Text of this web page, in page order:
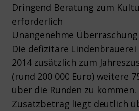
Dringend Beratung zum
erforderlich
Unangenehme
Die defizitäre
2014 zusätzlich zum
(rund 200 000 Euro) weitere
über die Runden zu kommen.
Zusatzbetrag liegt deutlich